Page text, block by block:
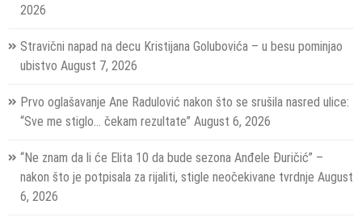
2026
Stravični napad na decu Kristijana Golubovića – u besu pominjao
ubistvo August 7, 2026
Prvo oglašavanje Ane Radulović nakon što se srušila nasred ulice:
“Sve me stiglo… čekam rezultate” August 6, 2026
“Ne znam da li će Elita 10 da bude sezona Anđele Đuričić” –
nakon što je potpisala za rijaliti, stigle neočekivane tvrdnje August
6, 2026